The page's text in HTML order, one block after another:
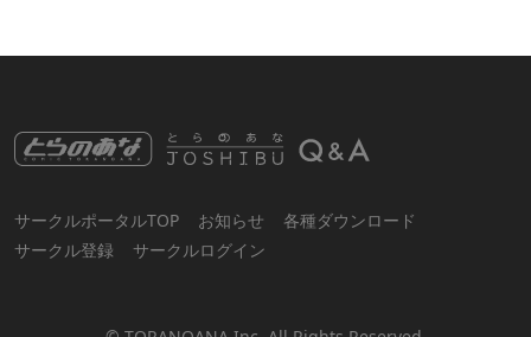
サークルポータルTOP お知らせ
各種ダウンロード
サークル登録
サークルログイン